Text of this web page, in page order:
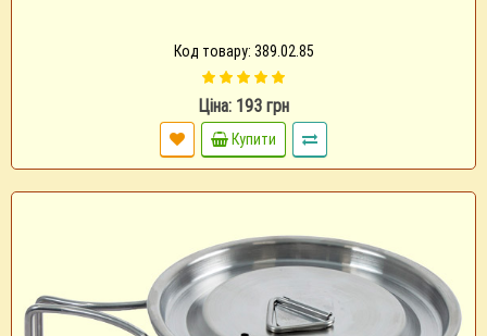
Код товару: 389.02.85
Ціна: 193 грн
Купити